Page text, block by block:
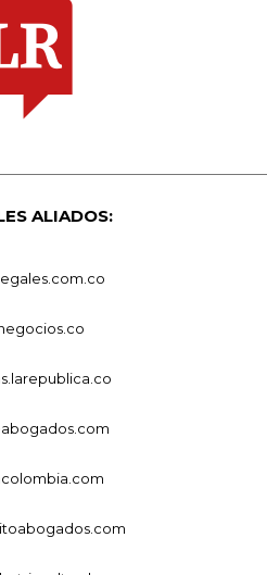
ALIADOS: